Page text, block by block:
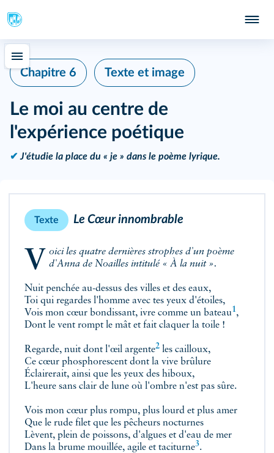
Chapitre 6 Texte et image
Le moi au centre de
l'expérience poétique
✔ J'étudie la place du « je » dans le poème lyrique.
Texte Le Cœur innombrable
Voici les quatre dernières strophes d'un poème d'Anna de Noailles intitulé « À la nuit ».
Nuit penchée au-dessus des villes et des eaux,
Toi qui regardes l'homme avec tes yeux d'étoiles,
Vois mon cœur bondissant, ivre comme un bateau1,
Dont le vent rompt le mât et fait claquer la toile !
Regarde, nuit dont l'œil argente2 les cailloux,
Ce cœur phosphorescent dont la vive brûlure
Éclairerait, ainsi que les yeux des hiboux,
L'heure sans clair de lune où l'ombre n'est pas sûre.
Vois mon cœur plus rompu, plus lourd et plus amer
Que le rude filet que les pêcheurs nocturnes
Lèvent, plein de poissons, d'algues et d'eau de mer
Dans la brume mouillée, agile et taciturne3.